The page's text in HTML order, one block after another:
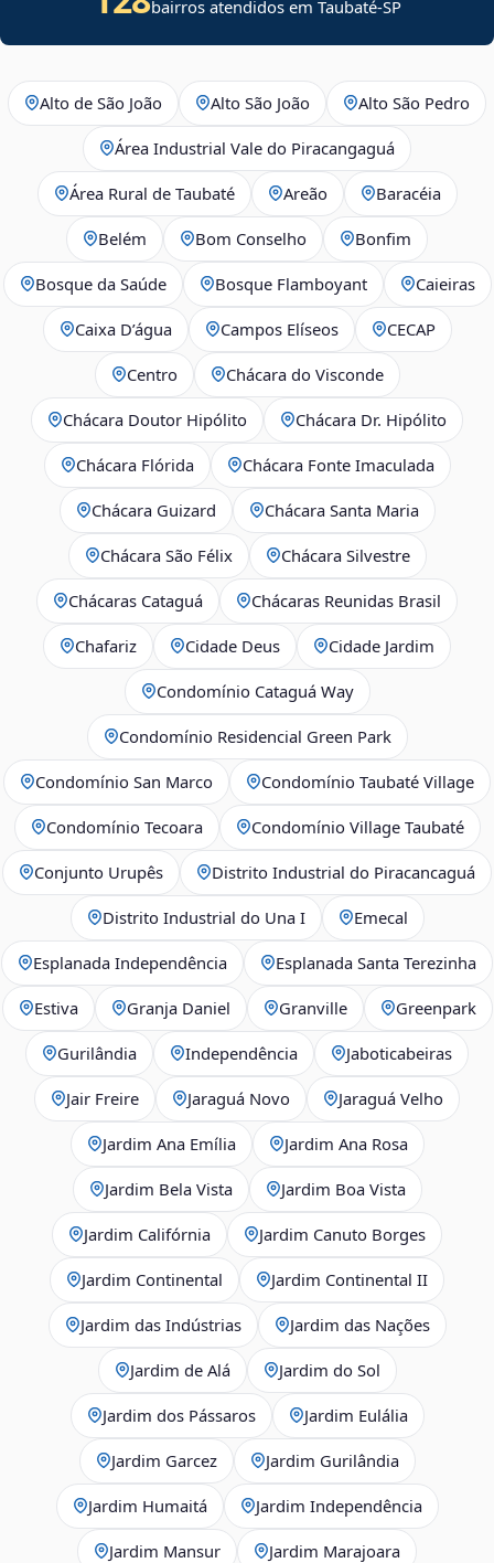
bairros atendidos em Taubaté-SP
Alto de São João Alto São João Alto São Pedro
Área Industrial Vale do Piracangaguá
Área Rural de Taubaté Areão Baracéia
Belém Bom Conselho Bonfim
Bosque da Saúde Bosque Flamboyant Caieiras
Caixa D’água Campos Elíseos CECAP
Centro Chácara do Visconde
Chácara Doutor Hipólito Chácara Dr. Hipólito
Chácara Flórida Chácara Fonte Imaculada
Chácara Guizard Chácara Santa Maria
Chácara São Félix Chácara Silvestre
Chácaras Cataguá Chácaras Reunidas Brasil
Chafariz Cidade Deus Cidade Jardim
Condomínio Cataguá Way
Condomínio Residencial Green Park
Condomínio San Marco Condomínio Taubaté Village
Condomínio Tecoara Condomínio Village Taubaté
Conjunto Urupês Distrito Industrial do Piracancaguá
Distrito Industrial do Una I Emecal
Esplanada Independência Esplanada Santa Terezinha
Estiva Granja Daniel Granville Greenpark
Gurilândia Independência Jaboticabeiras
Jair Freire Jaraguá Novo Jaraguá Velho
Jardim Ana Emília Jardim Ana Rosa
Jardim Bela Vista Jardim Boa Vista
Jardim Califórnia Jardim Canuto Borges
Jardim Continental Jardim Continental II
Jardim das Indústrias Jardim das Nações
Jardim de Alá Jardim do Sol
Jardim dos Pássaros Jardim Eulália
Jardim Garcez Jardim Gurilândia
Jardim Humaitá Jardim Independência
Jardim Mansur Jardim Marajoara